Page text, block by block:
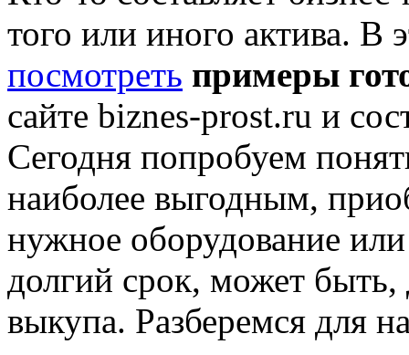
того или иного актива. В
посмотреть примеры
сайте biznes-prost.ru и
Сегодня попробуем
наиболее выгодным,
нужное оборудование
долгий срок, может
выкупа. Разберемся для